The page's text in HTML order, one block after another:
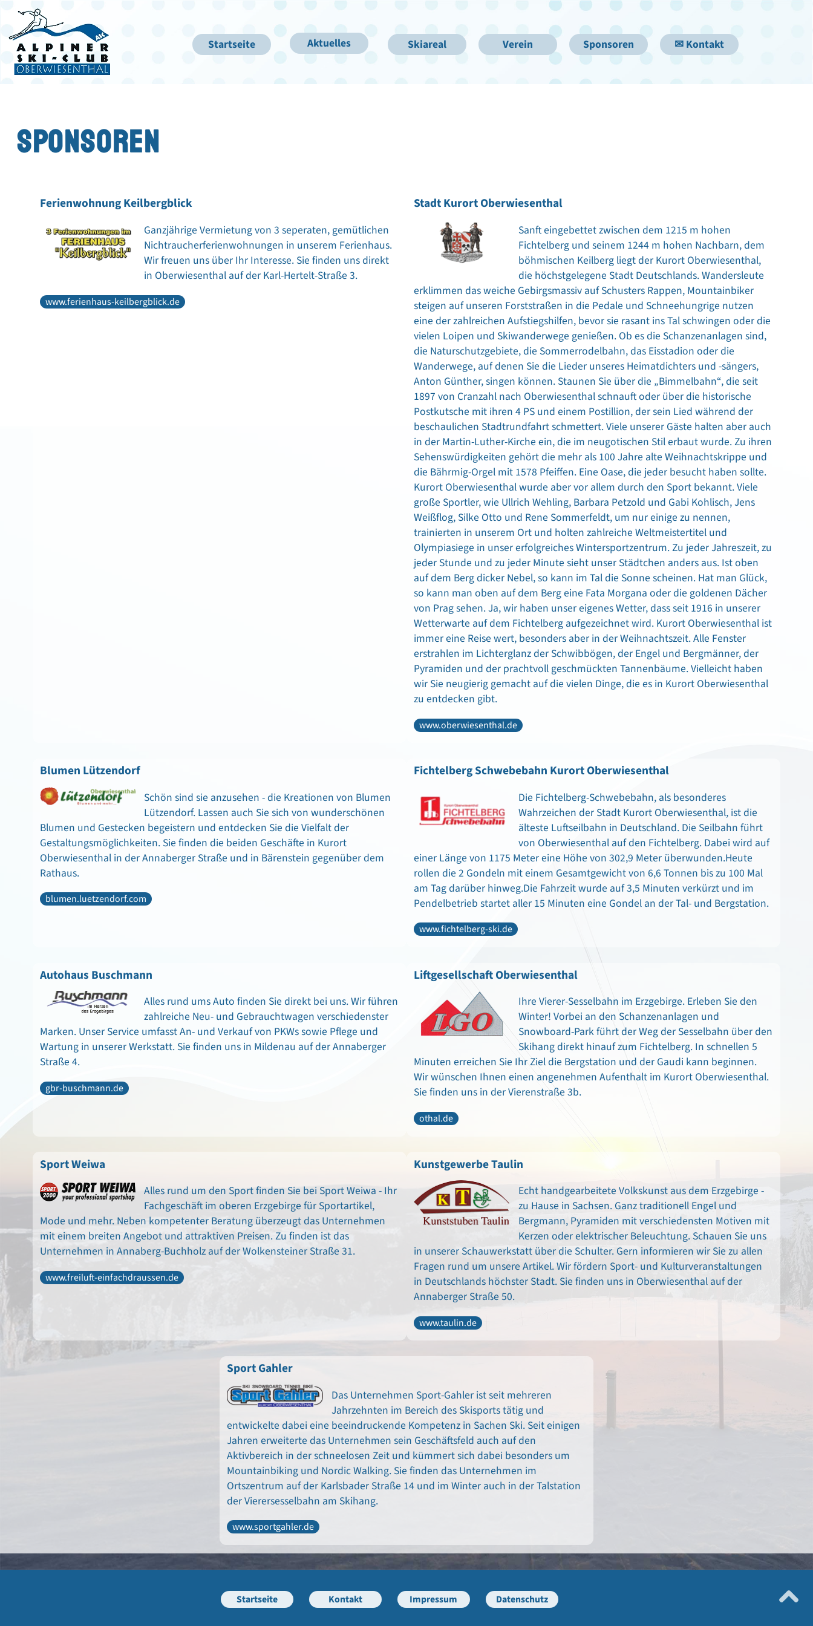
Startseite Aktuelles Skiareal Verein Sponsoren ✉ Kontakt
SPONSOREN
Ferienwohnung Keilbergblick
Ganzjährige Vermietung von 3 seperaten, gemütlichen
Nichtraucherferienwohnungen in unserem Ferienhaus.
Wir freuen uns über Ihr Interesse. Sie finden uns direkt
in Oberwiesenthal auf der Karl-Hertelt-Straße 3.
www.ferienhaus-keilbergblick.de
Stadt Kurort Oberwiesenthal
Sanft eingebettet zwischen dem 1215 m hohen
Fichtelberg und seinem 1244 m hohen Nachbarn, dem
böhmischen Keilberg liegt der Kurort Oberwiesenthal,
die höchstgelegene Stadt Deutschlands. Wandersleute
erklimmen das weiche Gebirgsmassiv auf Schusters Rappen, Mountainbiker
steigen auf unseren Forststraßen in die Pedale und Schneehungrige nutzen
eine der zahlreichen Aufstiegshilfen, bevor sie rasant ins Tal schwingen oder die
vielen Loipen und Skiwanderwege genießen. Ob es die Schanzenanlagen sind,
die Naturschutzgebiete, die Sommerrodelbahn, das Eisstadion oder die
Wanderwege, auf denen Sie die Lieder unseres Heimatdichters und -sängers,
Anton Günther, singen können. Staunen Sie über die „Bimmelbahn“, die seit
1897 von Cranzahl nach Oberwiesenthal schnauft oder über die historische
Postkutsche mit ihren 4 PS und einem Postillion, der sein Lied während der
beschaulichen Stadtrundfahrt schmettert. Viele unserer Gäste halten aber auch
in der Martin-Luther-Kirche ein, die im neugotischen Stil erbaut wurde. Zu ihren
Sehenswürdigkeiten gehört die mehr als 100 Jahre alte Weihnachtskrippe und
die Bährmig-Orgel mit 1578 Pfeiffen. Eine Oase, die jeder besucht haben sollte.
Kurort Oberwiesenthal wurde aber vor allem durch den Sport bekannt. Viele
große Sportler, wie Ullrich Wehling, Barbara Petzold und Gabi Kohlisch, Jens
Weißflog, Silke Otto und Rene Sommerfeldt, um nur einige zu nennen,
trainierten in unserem Ort und holten zahlreiche Weltmeistertitel und
Olympiasiege in unser erfolgreiches Wintersportzentrum. Zu jeder Jahreszeit, zu
jeder Stunde und zu jeder Minute sieht unser Städtchen anders aus. Ist oben
auf dem Berg dicker Nebel, so kann im Tal die Sonne scheinen. Hat man Glück,
so kann man oben auf dem Berg eine Fata Morgana oder die goldenen Dächer
von Prag sehen. Ja, wir haben unser eigenes Wetter, dass seit 1916 in unserer
Wetterwarte auf dem Fichtelberg aufgezeichnet wird. Kurort Oberwiesenthal ist
immer eine Reise wert, besonders aber in der Weihnachtszeit. Alle Fenster
erstrahlen im Lichterglanz der Schwibbögen, der Engel und Bergmänner, der
Pyramiden und der prachtvoll geschmückten Tannenbäume. Vielleicht haben
wir Sie neugierig gemacht auf die vielen Dinge, die es in Kurort Oberwiesenthal
zu entdecken gibt.
www.oberwiesenthal.de
Blumen Lützendorf
Schön sind sie anzusehen - die Kreationen von Blumen
Lützendorf. Lassen auch Sie sich von wunderschönen
Blumen und Gestecken begeistern und entdecken Sie die Vielfalt der
Gestaltungsmöglichkeiten. Sie finden die beiden Geschäfte in Kurort
Oberwiesenthal in der Annaberger Straße und in Bärenstein gegenüber dem
Rathaus.
blumen.luetzendorf.com
Fichtelberg Schwebebahn Kurort Oberwiesenthal
Die Fichtelberg-Schwebebahn, als besonderes
Wahrzeichen der Stadt Kurort Oberwiesenthal, ist die
älteste Luftseilbahn in Deutschland. Die Seilbahn führt
von Oberwiesenthal auf den Fichtelberg. Dabei wird auf
einer Länge von 1175 Meter eine Höhe von 302,9 Meter überwunden.Heute
rollen die 2 Gondeln mit einem Gesamtgewicht von 6,6 Tonnen bis zu 100 Mal
am Tag darüber hinweg.Die Fahrzeit wurde auf 3,5 Minuten verkürzt und im
Pendelbetrieb startet aller 15 Minuten eine Gondel an der Tal- und Bergstation.
www.fichtelberg-ski.de
Autohaus Buschmann
Alles rund ums Auto finden Sie direkt bei uns. Wir führen
zahlreiche Neu- und Gebrauchtwagen verschiedenster
Marken. Unser Service umfasst An- und Verkauf von PKWs sowie Pflege und
Wartung in unserer Werkstatt. Sie finden uns in Mildenau auf der Annaberger
Straße 4.
gbr-buschmann.de
Liftgesellschaft Oberwiesenthal
Ihre Vierer-Sesselbahn im Erzgebirge. Erleben Sie den
Winter! Vorbei an den Schanzenanlagen und
Snowboard-Park führt der Weg der Sesselbahn über den
Skihang direkt hinauf zum Fichtelberg. In schnellen 5
Minuten erreichen Sie Ihr Ziel die Bergstation und der Gaudi kann beginnen.
Wir wünschen Ihnen einen angenehmen Aufenthalt im Kurort Oberwiesenthal.
Sie finden uns in der Vierenstraße 3b.
othal.de
Sport Weiwa
Alles rund um den Sport finden Sie bei Sport Weiwa - Ihr
Fachgeschäft im oberen Erzgebirge für Sportartikel,
Mode und mehr. Neben kompetenter Beratung überzeugt das Unternehmen
mit einem breiten Angebot und attraktiven Preisen. Zu finden ist das
Unternehmen in Annaberg-Buchholz auf der Wolkensteiner Straße 31.
www.freiluft-einfachdraussen.de
Kunstgewerbe Taulin
Echt handgearbeitete Volkskunst aus dem Erzgebirge -
zu Hause in Sachsen. Ganz traditionell Engel und
Bergmann, Pyramiden mit verschiedensten Motiven mit
Kerzen oder elektrischer Beleuchtung. Schauen Sie uns
in unserer Schauwerkstatt über die Schulter. Gern informieren wir Sie zu allen
Fragen rund um unsere Artikel. Wir fördern Sport- und Kulturveranstaltungen
in Deutschlands höchster Stadt. Sie finden uns in Oberwiesenthal auf der
Annaberger Straße 50.
www.taulin.de
Sport Gahler
Das Unternehmen Sport-Gahler ist seit mehreren
Jahrzehnten im Bereich des Skisports tätig und
entwickelte dabei eine beeindruckende Kompetenz in Sachen Ski. Seit einigen
Jahren erweiterte das Unternehmen sein Geschäftsfeld auch auf den
Aktivbereich in der schneelosen Zeit und kümmert sich dabei besonders um
Mountainbiking und Nordic Walking. Sie finden das Unternehmen im
Ortszentrum auf der Karlsbader Straße 14 und im Winter auch in der Talstation
der Vierersesselbahn am Skihang.
www.sportgahler.de
Startseite Kontakt Impressum Datenschutz